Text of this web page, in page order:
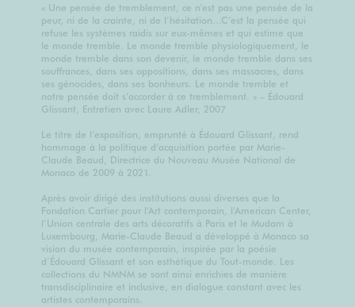
« Une pensée de tremblement, ce n’est pas une pensée de la
peur, ni de la crainte, ni de l’hésitation…C’est la pensée qui
refuse les systèmes raidis sur eux-mêmes et qui estime que
le monde tremble. Le monde tremble physiologiquement, le
monde tremble dans son devenir, le monde tremble dans ses
souffrances, dans ses oppositions, dans ses massacres, dans
ses génocides, dans ses bonheurs. Le monde tremble et
notre pensée doit s’accorder à ce tremblement. » – Édouard
Glissant, Entretien avec Laure Adler, 2007
Le titre de l’exposition, emprunté à Édouard Glissant, rend
hommage à la politique d’acquisition portée par Marie-
Claude Beaud, Directrice du Nouveau Musée National de
Monaco de 2009 à 2021.
Après avoir dirigé des institutions aussi diverses que la
Fondation Cartier pour l’Art contemporain, l’American Center,
l’Union centrale des arts décoratifs à Paris et le Mudam à
Luxembourg, Marie-Claude Beaud a développé à Monaco sa
vision du musée contemporain, inspirée par la poésie
d’Édouard Glissant et son esthétique du Tout-monde. Les
collections du NMNM se sont ainsi enrichies de manière
transdisciplinaire et inclusive, en dialogue constant avec les
artistes contemporains.